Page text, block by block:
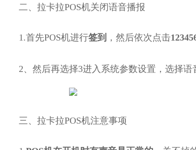
二、拉卡拉POS机关闭语音播报
1.首先POS机进行签到 ，然后依次点击
2、然后再选择3进入系统参数设置，选择语
三、拉卡拉POS机注意事项